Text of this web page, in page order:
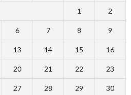
1 2
6 7 8 9
13 14 15 16
20 21 22 23
27 28 29 30